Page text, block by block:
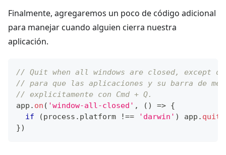
Finalmente, agregaremos un poco de código adicional
para manejar cuando alguien cierra nuestra
aplicación.
// Quit when all windows are closed, except on
// para que las aplicaciones y su barra de
// explicitamente con Cmd + Q.
app . on ( 'window-all-closed' , ( ) => {
if
(process . platform !== 'darwin' ) app . quit
})